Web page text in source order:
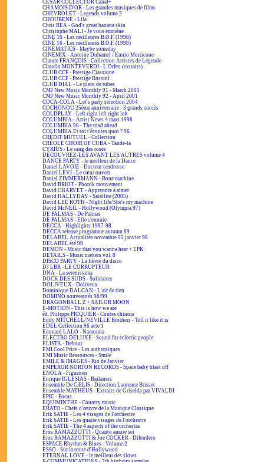
CESAR COLLECTOR Canal+
CHAMOIS D'OR - Les grandes musiques de films
CHEVROLET - Legends volume 2
CHOUBENE - Lila
Chris REA - God's great banana skin
Christophe MALI - Je vous emmène
CINÉ 16 - Les meilleures B.O.F. (1998)
CINÉ 16 - Les meilleures B.O.F. (1999)
CINEMATICS - Maybe someday
CINEMIX - Antoine Duhamel / Ennio Morricone
Claude FRANÇOIS - Collection Artistes de Légende
Claudio MONTEVERDI - L'Orfeo (extraits)
CLUB CCF - Prestige Classique
CLUB CCF - Prestige Rossini
CLUB DIAL - Le plein de tubes
CMJ New Music Monthly 91 - March 2001
CMJ New Music Monthly 92 - April 2001
COCA-COLA - Let's party selection 2004
COCHONOU 25ème anniversaire - 3 grands succès
COLDPLAY - Left right left right left
COLUMBIA - Artist News 4 mars 1998
COLUMBIA 96 - The road ahead
COLUMBIA Et toi t'écoutes quoi ? 96
CRÉDIT MUTUEL - Collection
CRÉOLE CHOIR OF CUBA - Tande-la
CYRIUS - Le sang des roses
DÉCOUVREZ-LES AVANT LES AUTRES volume 4
DANCE PARTY - le meilleur de la Dance
Daniel LAVOIE - Docteur tendresse
Daniel LEVI - Le cœur ouvert
Daniel ZIMMERMANN - Bone machine
David BRIOT - Phonik mouvement
David CHARVET - Apprendre à aimer
David HALLYDAY - Satellite (2005)
David LEE ROTH - Night life/She's my machine
David McNEIL - Hollywood (Olympia 97)
DE PALMAS - De Palmas
DE PALMAS - Elle s'ennuie
DECCA - Highlights 1997-98
DECCA release programme autumn 89
DELABEL Actualités novembre 95 janvier 96
DELABEL été 99
DEMON - Music that you wanna hear + EPK
DETAILS - Music matters vol. 8
DISCO PARTY - La fièvre du disco
DJ LBR - LE CORRUPTEUR
DNA - La serenissima
DOCK DES SUDS - Solidaires
DOLIVEUX - Doliveux
Dominique DALCAN - L'air de rien
DOMINO nouveautés 98/99
DRAGONBALL Z + SAILOR MOON
E-MOTION - This is how we are
éd. Philippe PICQUIER - Contes chinois
Eddy MITCHELL/NEVILLE Brothers - Tell it like it is
EDEL Collection 96 acte 1
Edouard LALO - Namouna
ELECTRO DELUXE - Sound for eclectic people
ELISTA - Debout
EMI Cool Price - Les authentiques
EMI Music Ressources - Smile
EMILE & IMAGES - Rio de Janvier
EMPEROR NORTON RECORDS - Space baby blast off
ENOLA - Figurines
Enrique IGLESIAS - Bailamos
Ensemble De CÆLIS - Direction Laurence Brisset
Ensemble MATHEUS - Extraits de Griselda par VIVALDI
EPIC - Focus
EQUIMINTHE - Country music
ERATO - Chefs d'œuvre de la Musique Classique
Erik SATIE - Les 4 visages de l'orchestre
Erik SATIE - Les quatre visages de l'orchestre
Erik SATIE - The 4 aspects of the orchestra
Eros RAMAZZOTTI - Quanto amore sei
Eros RAMAZZOTTI & Joe COCKER - Difendero
ESPACE Rhythm & Blues - Volume 2
ESSO - Sur la route d'Hollywood
ETERNAL LOVE - le meilleur des slows